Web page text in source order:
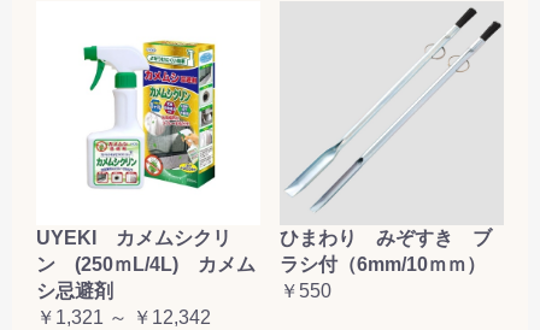
UYEKI カメムシクリ
ン (250ｍL/4L) カメム
シ忌避剤
￥1,321 ～ ￥12,342
ひまわり みぞすき ブ
ラシ付（6mm/10ｍｍ）
￥550